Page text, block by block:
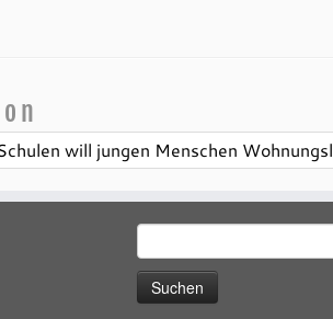
will jungen Menschen
nach: